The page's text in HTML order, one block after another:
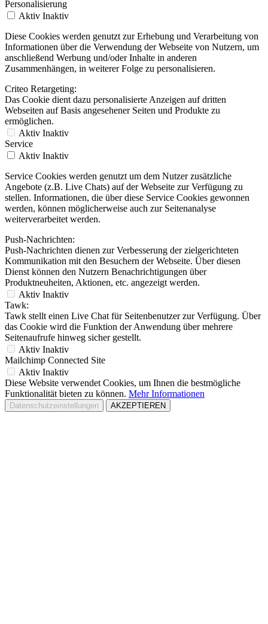
Personalisierung
Aktiv Inaktiv
Diese Cookies werden genutzt zur Erhebung und Verarbeitung von
Informationen über die Verwendung der Webseite von Nutzern, um
anschließend Werbung und/oder Inhalte in anderen
Zusammenhängen, in weiterer Folge zu personalisieren.
Criteo Retargeting:
Das Cookie dient dazu personalisierte Anzeigen auf dritten
Webseiten auf Basis angesehener Seiten und Produkte zu
ermöglichen.
Aktiv Inaktiv
Service
Aktiv Inaktiv
Service Cookies werden genutzt um dem Nutzer zusätzliche
Angebote (z.B. Live Chats) auf der Webseite zur Verfügung zu
stellen. Informationen, die über diese Service Cookies gewonnen
werden, können möglicherweise auch zur Seitenanalyse
weiterverarbeitet werden.
Push-Nachrichten:
Push-Nachrichten dienen zur Verbesserung der zielgerichteten
Kommunikation mit den Besuchern der Webseite. Über diesen
Dienst können den Nutzern Benachrichtigungen über
Produktneuheiten, Aktionen, etc. angezeigt werden.
Aktiv Inaktiv
Tawk:
Tawk stellt einen Live Chat für Seitenbenutzer zur Verfügung. Über
das Cookie wird die Funktion der Anwendung über mehrere
Seitenaufrufe hinweg sicher gestellt.
Aktiv Inaktiv
Mailchimp Connected Site
Aktiv Inaktiv
Diese Website verwendet Cookies, um Ihnen die bestmögliche
Funktionalität bieten zu können. Mehr Informationen
Datenschutzeinstellungen AKZEPTIEREN